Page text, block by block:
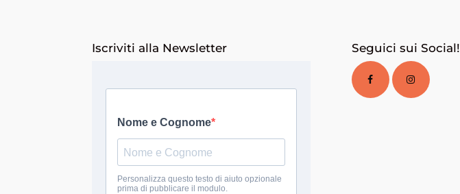
Iscriviti alla Newsletter Seguici sui Social!